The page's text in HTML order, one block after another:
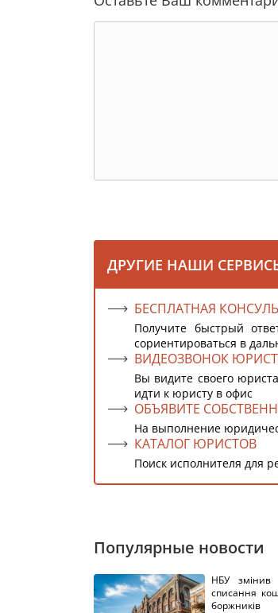
ДРУГИЕ НАШИ
БЕСПЛАТНАЯ
Получите быстрый
сориентироваться в
ВИДЕОЗВОНОК
Вы видите своего
идти к юристу в офис
ОБЪЯВИТЕ
На выполнение
КАТАЛОГ ЮРИСТОВ
Поиск исполнителя для
Популярные новости
НБУ змінив
списання
боржників